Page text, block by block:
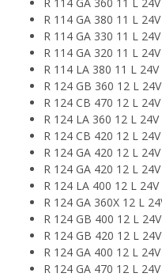
R 114 GA 380 11 L
R 114 GA 330 11 L
R 114 GA 320 11 L
R 114 LA 380 11 L
R 124 GB 360 12 L
R 124 CB 470 12 L
R 124 LA 360 12 L
R 124 CB 420 12 L
R 124 GA 420 12 L
R 124 GA 420 12 L
R 124 LA 400 12 L
R 124 GA 360X 12 L
R 124 GB 400 12 L
R 124 GB 420 12 L
R 124 GA 400 12 L
R 124 GA 470 12 L